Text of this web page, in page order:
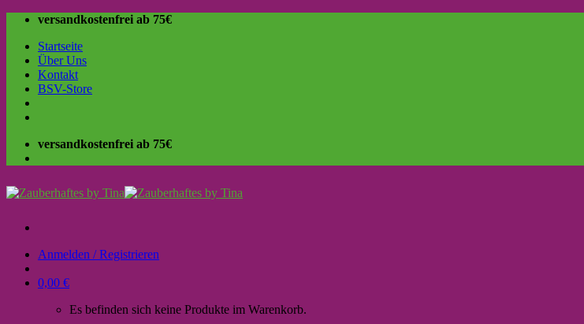
Skip
content
versandkostenfrei ab 75€
Startseite
Über Uns
Kontakt
BSV-Store
versandkostenfrei ab 75€
Anmelden / Registrieren
0,00 €
Es befinden sich keine Produkte im Warenkorb.